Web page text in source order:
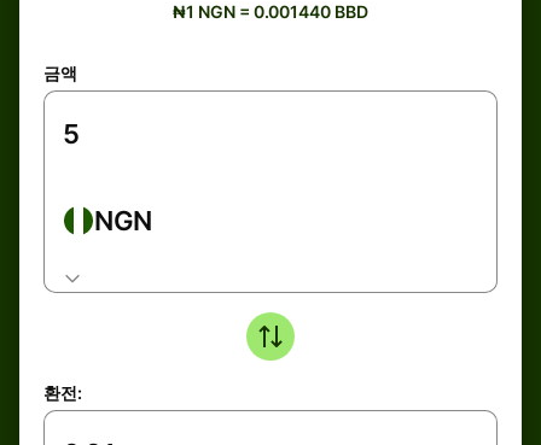
₦1 NGN = 0.001440 BBD
금액
NGN
환전: